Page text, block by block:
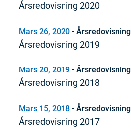
Årsredovisning 2020
Mars 26, 2020 -Årsredovisning
Årsredovisning 2019
Mars 20, 2019 -Årsredovisning
Årsredovisning 2018
Mars 15, 2018 -Årsredovisning
Årsredovisning 2017